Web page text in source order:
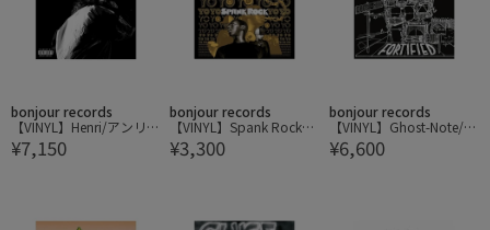
bonjour records
【VINYL】Henri/アンリ
Welcome to the Show(W
hite Vinyl)
¥7,150
bonjour records
【VINYL】Spank Rock/
スパンク・ロック YoYoY
oYoYo
¥3,300
bonjour records
【VINYL】Ghost-Note/ゴ
ースト・ノート Fortified
¥6,600